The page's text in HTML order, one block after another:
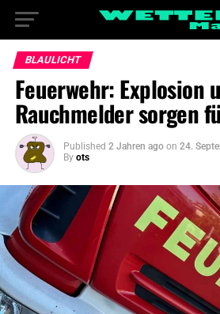
BLAULICHT
Feuerwehr: Explosion
Rauchmelder sorgen
Published 2 Jahren ago on 24.
By ots